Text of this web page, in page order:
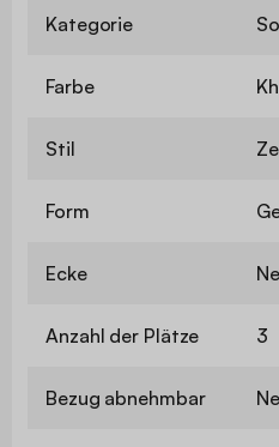
Kategorie
Farbe
Stil
Form
Ecke
Anzahl der Plätze 3
Bezug abnehmbar